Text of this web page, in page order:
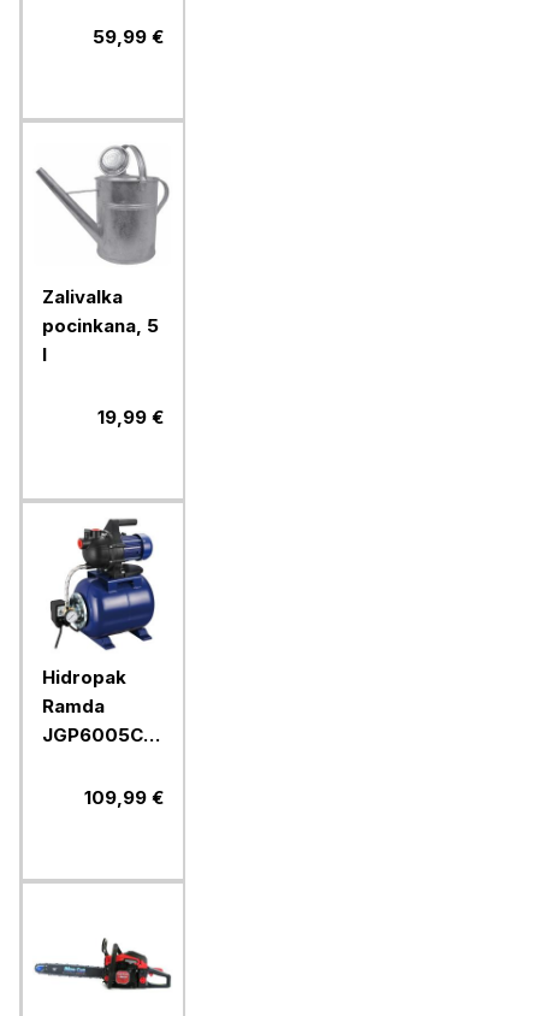
895238,59,99 €
Zalivalka
pocinkana, 5
l
19,99 €
Hidropak
Ramda
JGP6005C,
109,99 €